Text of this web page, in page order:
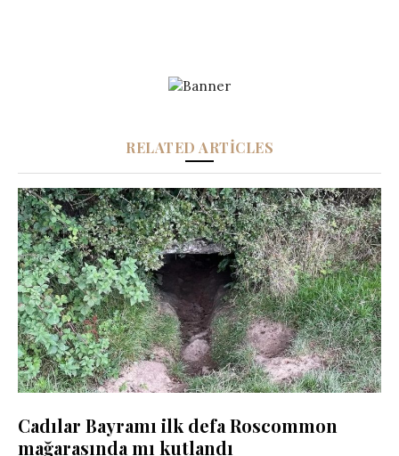
RELATED ARTICLES
Cadılar Bayramı ilk defa Roscommon
mağarasında mı kutlandı